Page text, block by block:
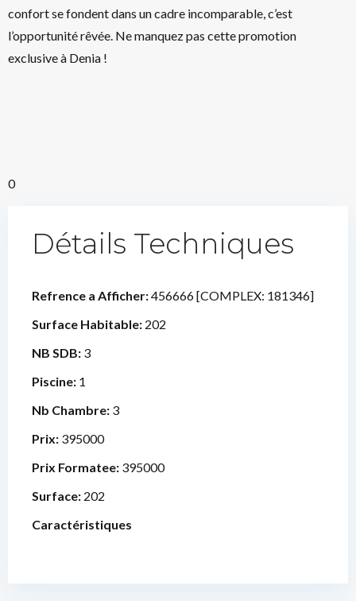
confort se fondent dans un cadre incomparable, c’est
l’opportunité rêvée. Ne manquez pas cette promotion
exclusive à Denia !
0
Détails Techniques
Refrence a Afficher:456666 [COMPLEX: 181346]
Surface Habitable: 202
NB SDB: 3
Piscine: 1
Nb Chambre: 3
Prix: 395000
Prix Formatee: 395000
Surface: 202
Caractéristiques